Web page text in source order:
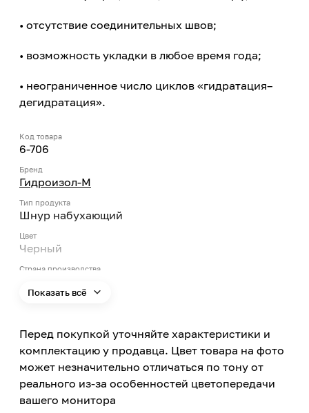
• отсутствие соединительных швов;
• возможность укладки в любое время года;
• неограниченное число циклов «гидратация–
дегидратация».
Код товара
6-706
Бренд
Гидроизол-М
Тип продукта
Шнур набухающий
Цвет
Черный
Страна производства
Метод нанесения
Механическое крепление, Приклейка на
мастику
Коэффициент разбухания
400
Показать всё
Перед покупкой уточняйте характеристики и
комплектацию у продавца. Цвет товара на фото
может незначительно отличаться по тону от
реального из-за особенностей цветопередачи
вашего монитора